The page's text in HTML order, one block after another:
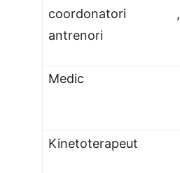
coordonatori ,
antrenori
Medic
Kinetoterapeut